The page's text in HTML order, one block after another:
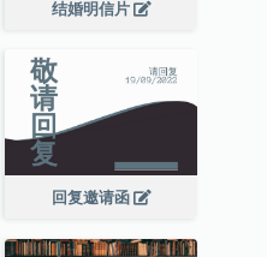
结婚明信片
回复邀请函